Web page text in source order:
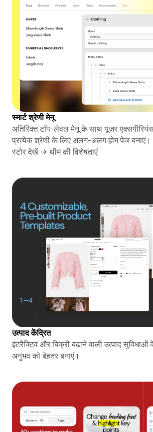
स्मार्ट श्रेणी मेनू
अतिरिक्त टॉप-लेवल मेनू के साथ यूजर
प्रत्येक श्रेणी के लिए अलग-अलग होम पेज बनाएं।
स्टोर देखें → थीम की विशेषताएं
उत्पाद केंद्रित
इंटरैक्टिव और बिक्री बढ़ाने वाली उत्पाद सुविधाओं
अनुभव को बेहतर बनाएं।